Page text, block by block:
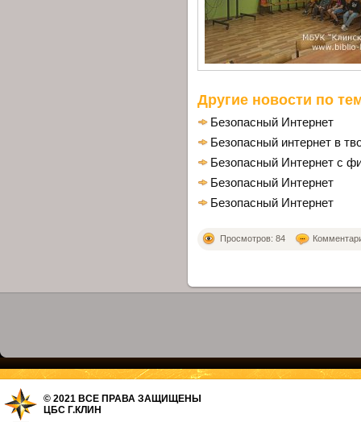
Другие новости по
Безопасный Интернет
Безопасный интернет в
Безопасный Интернет с
Безопасный Интернет
Безопасный Интернет
Просмотров: 84
© 2021 ВСЕ ПРАВА ЗАЩИЩЕНЫ
ЦБС Г.КЛИН